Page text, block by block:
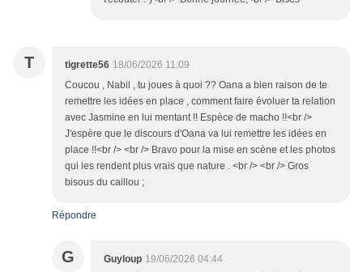
T tigrette56 18/06/2026 11:09
Coucou , Nabil , tu joues à quoi ?? Oana a bien raison de te
remettre les idées en place , comment faire évoluer ta relation
avec Jasmine en lui mentant !! Espèce de macho !!<br />
J'espère que le discours d'Oana va lui remettre les idées en
place !!<br /> <br /> Bravo pour la mise en scène et les photos
qui les rendent plus vrais que nature . <br /> <br /> Gros
bisous du caillou ;
Répondre
G Guyloup 19/06/2026 04:44